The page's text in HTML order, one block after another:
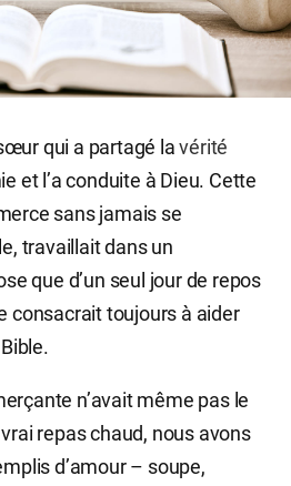
sœur qui a partagé lavérité
et l’a conduite à Dieu. Cette
sans jamais se
travaillait dans un
que d’un seul jour de repos
consacrait toujours à aider
n’avait même pas le
repas chaud, nous avons
d’amour – soupe,